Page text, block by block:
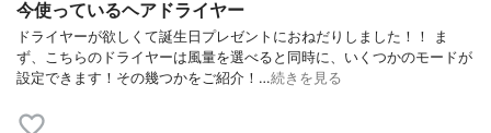
今使っているヘアドライヤー
ドライヤーが欲しくて誕生日プレゼントにおねだりしました！！ ま
ず、こちらのドライヤーは風量を選べると同時に、いくつかのモードが
設定できます！その幾つかをご紹介！…続きを見る